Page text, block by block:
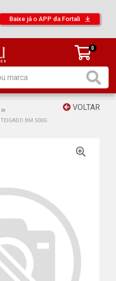
Baixe já o APP da Fortali
0
VOLTAR
BM 500G